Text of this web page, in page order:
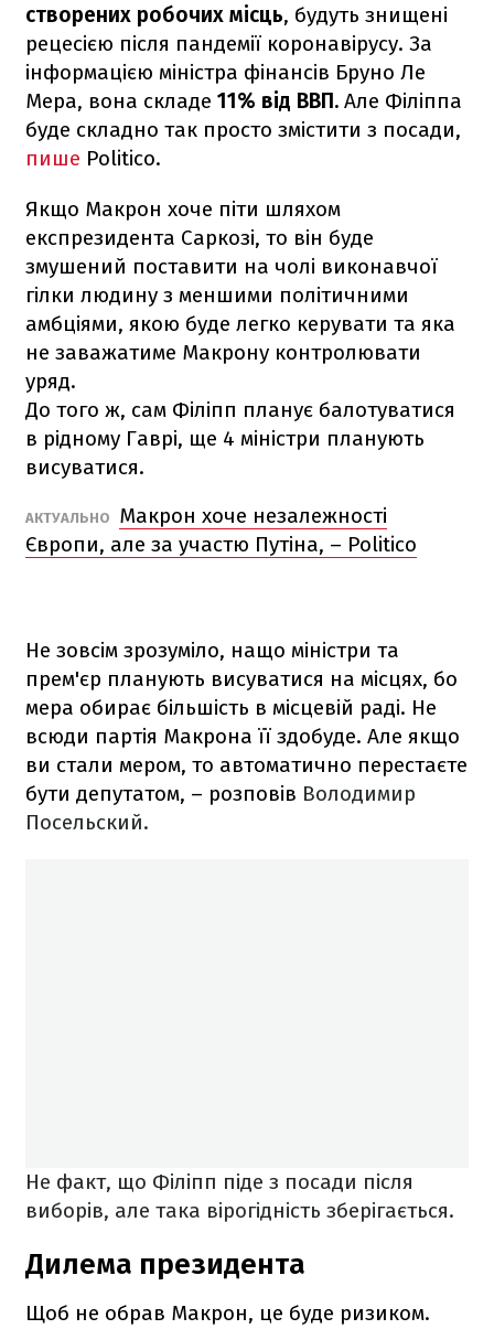
створених робочих місць, будуть знищені
рецесією після пандемії коронавірусу. За
інформацією міністра фінансів Бруно Ле
Мера, вона складе 11% від ВВП. Але Філіппа
буде складно так просто змістити з посади,
пише Politico.
Якщо Макрон хоче піти шляхом
експрезидента Саркозі, то він буде
змушений поставити на чолі виконавчої
гілки людину з меншими політичними
амбціями, якою буде легко керувати та яка
не заважатиме Макрону контролювати
уряд.
До того ж, сам Філіпп планує балотуватися
в рідному Гаврі, ще 4 міністри планують
висуватися.
АКТУАЛЬНО
Макрон хоче незалежності
Європи, але за участю Путіна, – Politico
Не зовсім зрозуміло, нащо міністри та
прем'єр планують висуватися на місцях, бо
мера обирає більшість в місцевій раді. Не
всюди партія Макрона її здобуде. Але якщо
ви стали мером, то автоматично перестаєте
бути депутатом, – розповів Володимир
Посельский.
Не факт, що Філіпп піде з посади після
виборів, але така вірогідність зберігається.
Дилема президента
Щоб не обрав Макрон, це буде ризиком.